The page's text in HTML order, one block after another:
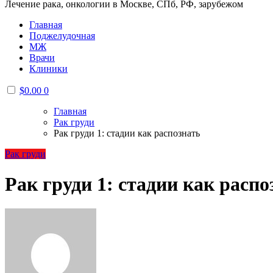
Лечение рака, онкологии в Москве, СПб, РФ, зарубежом
Главная
Поджелудочная
МЖ
Врачи
Клиники
$0.00 0
Главная
Рак груди
Рак груди 1: стадии как распознать
Рак груди
Рак груди 1: стадии как